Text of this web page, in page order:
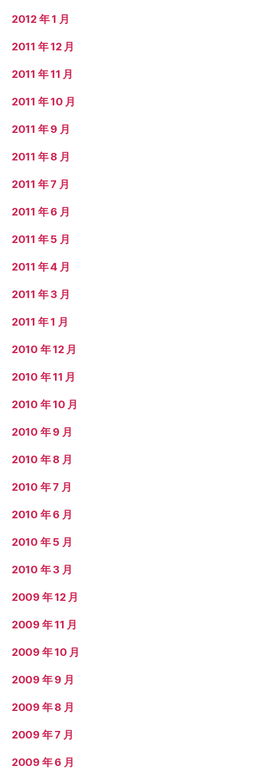
2012 年 1 月
2011 年 12 月
2011 年 11 月
2011 年 10 月
2011 年 9 月
2011 年 8 月
2011 年 7 月
2011 年 6 月
2011 年 5 月
2011 年 4 月
2011 年 3 月
2011 年 1 月
2010 年 12 月
2010 年 11 月
2010 年 10 月
2010 年 9 月
2010 年 8 月
2010 年 7 月
2010 年 6 月
2010 年 5 月
2010 年 3 月
2009 年 12 月
2009 年 11 月
2009 年 10 月
2009 年 9 月
2009 年 8 月
2009 年 7 月
2009 年 6 月